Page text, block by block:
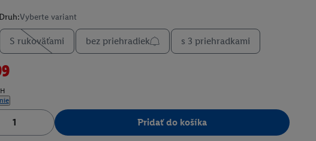
Vyberte variant
S rukoväťami bez priehradiek s 3 priehradkami
Pridať do košíka